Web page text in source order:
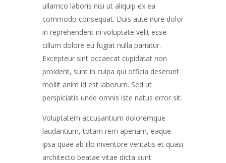
ullamco laboris nisi ut aliquip ex ea
commodo consequat. Duis aute irure dolor
in reprehenderit in voluptate velit esse
cillum dolore eu fugiat nulla pariatur.
Excepteur sint occaecat cupidatat non
proident, sunt in culpa qui officia deserunt
mollit anim id est laborum. Sed ut
perspiciatis unde omnis iste natus error sit.
Voluptatem accusantium doloremque
laudantium, totam rem aperiam, eaque
ipsa quae ab illo inventore veritatis et quasi
architecto beatae vitae dicta sunt